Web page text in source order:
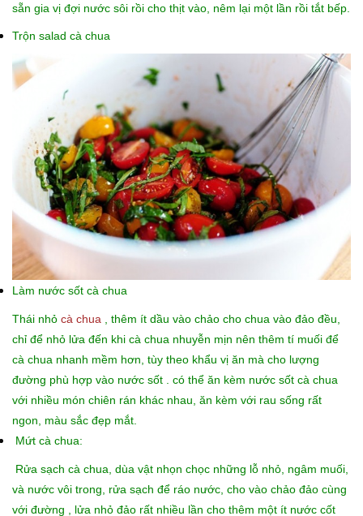
sẵn gia vị đợi nước sôi rồi cho thịt vào, nêm lại một lần rồi tắt bếp.
Trộn salad cà chua
Làm nước sốt cà chua
Thái nhỏ cà chua , thêm ít dầu vào chảo cho chua vào đảo đều,
chỉ để nhỏ lửa đến khi cà chua nhuyễn mịn nên thêm tí muối để
cà chua nhanh mềm hơn, tùy theo khẩu vị ăn mà cho lượng
đường phù hợp vào nước sốt . có thể ăn kèm nước sốt cà chua
với nhiều món chiên rán khác nhau, ăn kèm với rau sống rất
ngon, màu sắc đẹp mắt.
Mứt cà chua:
Rửa sạch cà chua, dùa vật nhọn chọc những lỗ nhỏ, ngâm muối,
và nước vôi trong, rửa sạch để ráo nước, cho vào chảo đảo cùng
với đường , lửa nhỏ đảo rất nhiều lần cho thêm một ít nước cốt